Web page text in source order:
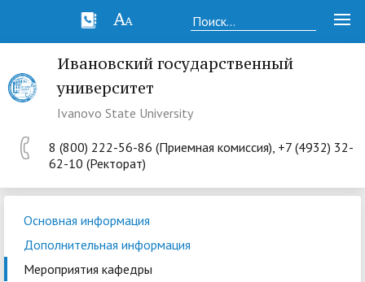
Ивановский государственный
университет
Ivanovo State University
8 (800) 222-56-86 (Приемная комиссия), +7 (4932) 32-
62-10 (Ректорат)
Основная информация
Дополнительная информация
Мероприятия кафедры